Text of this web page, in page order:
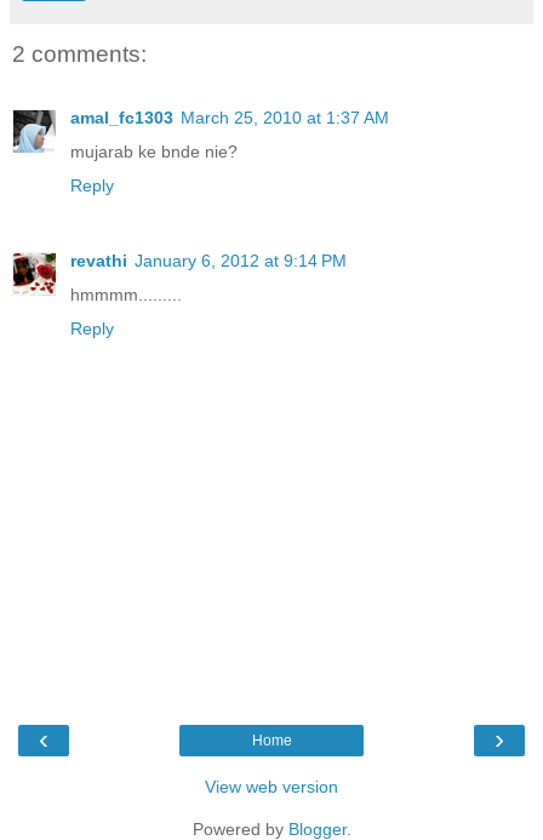
2 comments:
amal_fc1303 March 25, 2010 at 1:37 AM
mujarab ke bnde nie?
Reply
revathi January 6, 2012 at 9:14 PM
hmmmm.........
Reply
‹ ›
Home
View web version
Powered by Blogger.